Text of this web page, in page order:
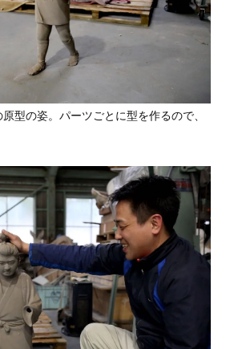
型の姿。パーツごとに型を作るので、